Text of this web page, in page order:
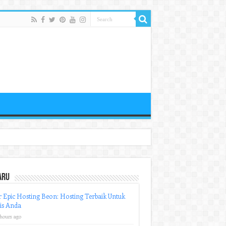
Epic Hosting Beon: Hosting Terbaik Untuk
Anda
ago